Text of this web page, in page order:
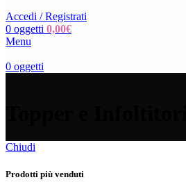
Accedi / Registrati
0 oggetti 0,00€
Menu
0 oggetti
Chiudi
Prodotti più venduti